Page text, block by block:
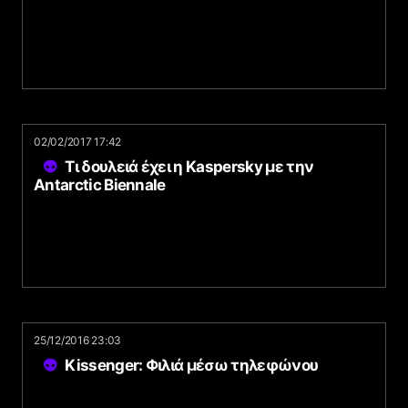
02/02/2017 17:42
Τι δουλειά έχει η Kaspersky με την
Antarctic Biennale
25/12/2016 23:03
Kissenger: Φιλιά μέσω τηλεφώνου